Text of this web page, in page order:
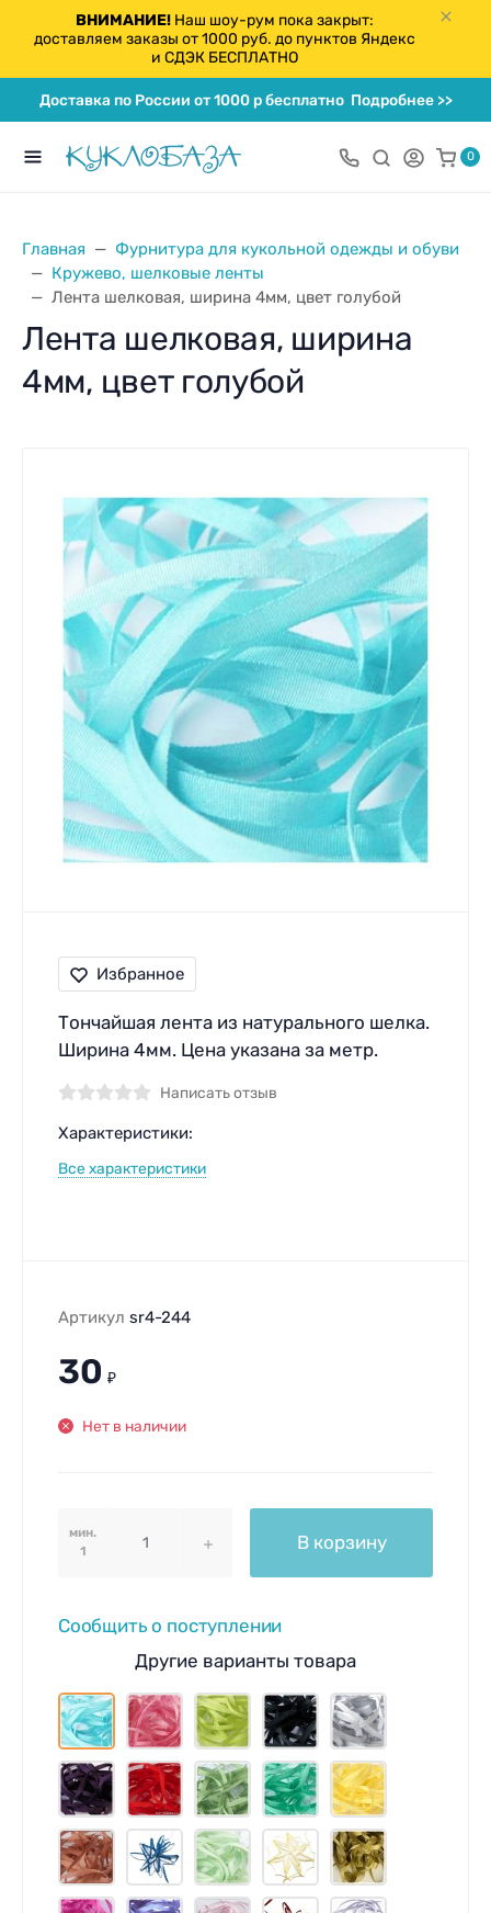
ВНИМАНИЕ!Наш шоу-рум пока закрыт:
доставляем заказы от 1000 руб. до пунктов Яндекс
и СДЭК БЕСПЛАТНО
Доставка по России от 1000 р бесплатноПодробнее >>
0
Главная
Фурнитура для кукольной одежды и обуви
Кружево, шелковые ленты
Лента шелковая, ширина 4мм, цвет голубой
Лента шелковая, ширина
4мм, цвет голубой
Избранное
Тончайшая лента из натурального шелка.
Ширина 4мм. Цена указана за метр.
Написать отзыв
Характеристики:
Все характеристики
Артикул sr4-244
30 ₽
Нет в наличии
мин.
1
В корзину
Сообщить о поступлении
Другие варианты товара